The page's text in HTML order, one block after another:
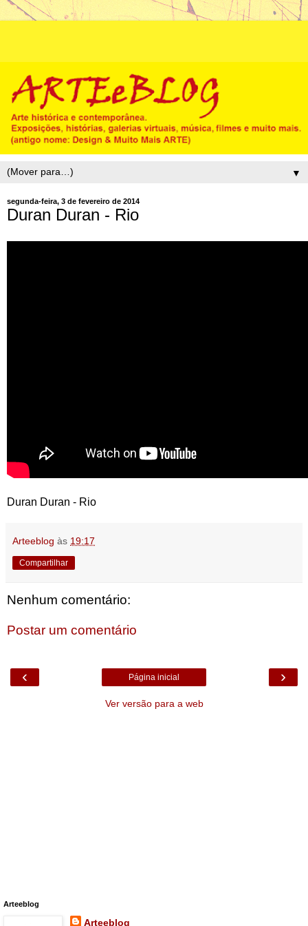
▼
segunda-feira, 3 de fevereiro de 2014
Duran Duran - Rio
Duran Duran - Rio
Arteeblog às 19:17
Compartilhar
Nenhum comentário:
Postar um comentário
‹ ›
Página inicial
Ver versão para a web
Arteeblog
Arteeblog